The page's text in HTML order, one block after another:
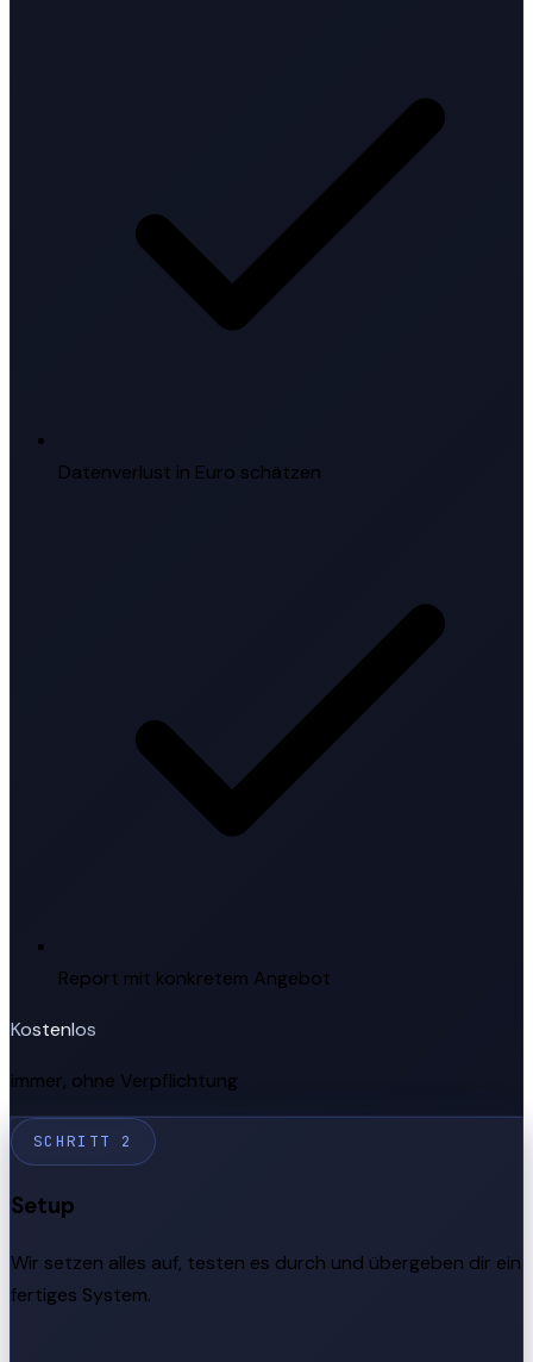
Datenverlust in Euro schätzen
Report mit konkretem Angebot
Kostenlos
immer, ohne Verpflichtung
SCHRITT 2
Setup
Wir setzen alles auf, testen es durch und übergeben dir ein
fertiges System.